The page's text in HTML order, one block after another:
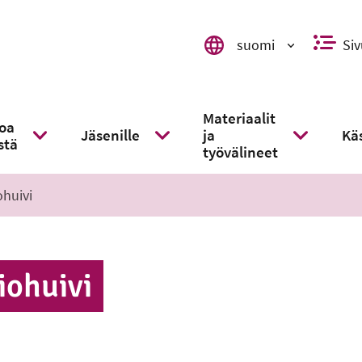
Valitse kieli, switch
suomi
Jäsenille
Näytä alavalikko
Materiaalit
ja
työvälineet